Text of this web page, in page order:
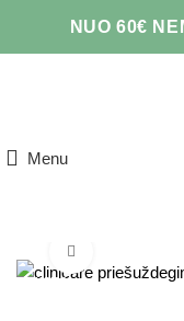
NUO 60€
Menu
AKCIJA